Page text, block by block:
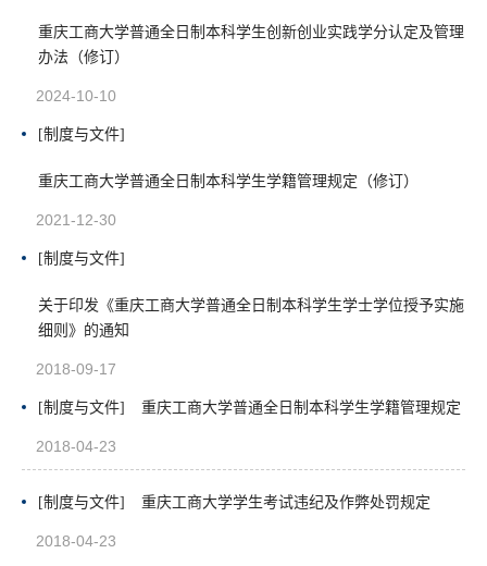
重庆工商大学普通全日制本科学生创新创业实践学分认定及管理
办法（修订）
2024-10-10
[制度与文件]
重庆工商大学普通全日制本科学生学籍管理规定（修订）
2021-12-30
[制度与文件]
关于印发《重庆工商大学普通全日制本科学生学士学位授予实施
细则》的通知
2018-09-17
[制度与文件] 重庆工商大学普通全日制本科学生学籍管理规定
2018-04-23
[制度与文件] 重庆工商大学学生考试违纪及作弊处罚规定
2018-04-23